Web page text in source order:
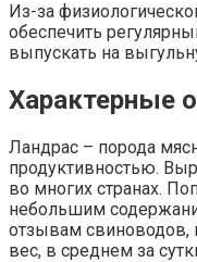
Из-за
обеспечить
выпускать на
Характерные
Ландрас – порода
продуктивностью.
во многих странах.
небольшим
отзывам свиноводов,
вес, в среднем за